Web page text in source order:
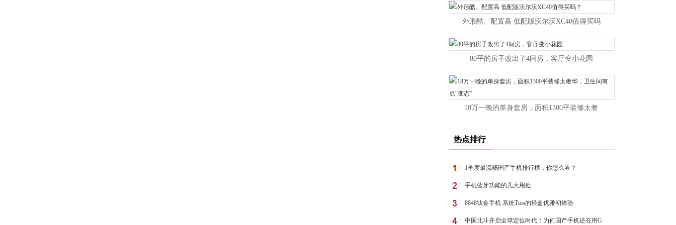
外形酷、配置高 低配版沃尔沃XC40值得买吗
80平的房子改出了4间房，客厅变小花园
18万一晚的单身套房，面积1300平装修太奢
热点排行
1季度最流畅国产手机排行榜，你怎么看？
手机蓝牙功能的几大用处
8848钛金手机 系统Tios的轻盈优雅初体验
中国北斗开启全球定位时代！为何国产手机还在用G